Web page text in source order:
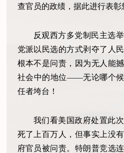
查官员的政绩，据此进行表彰
反观西方多党制民主选
党派以民选的方式剥夺了人
根本不是问责，因为无人能
社会中的地位——无论哪个
任者垮台！
我们看美国政府处置此
死了上百万人，但事实上没
府官员被问责。特朗普竞选